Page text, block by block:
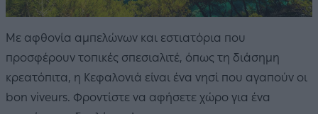
Με αφθονία αμπελώνων και εστιατόρια που
προσφέρουν τοπικές σπεσιαλιτέ, όπως τη διάσημη
κρεατόπιτα, η Κεφαλονιά είναι ένα νησί που αγαπούν οι
bon viveurs. Φροντίστε να αφήσετε χώρο για ένα